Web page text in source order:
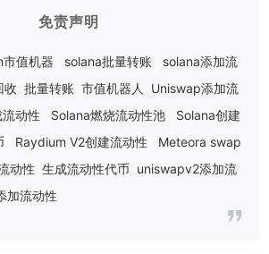
免责声明
值机器 solana批量转账
solana添加流
收 批量转账 市值机器人
Uniswap添加流
动性 Solana燃烧流动性池
Solana创建
Raydium V2创建流动性
Meteora swap
动性 生成流动性代币 uniswapv2添加流
加流动性